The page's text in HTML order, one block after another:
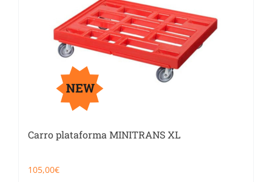
Carro plataforma MINITRANS XL
105,00€